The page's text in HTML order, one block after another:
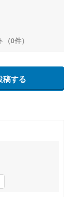
（0件）
稿する